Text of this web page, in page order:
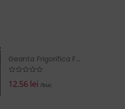
Geanta Frigorifica Fetru RPET
12.56 lei/buc